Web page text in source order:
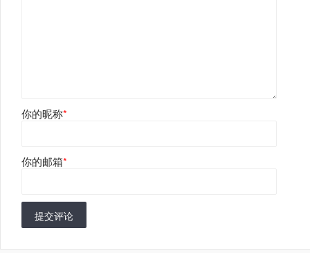
你的昵称*
你的邮箱*
提交评论